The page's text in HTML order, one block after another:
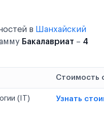
в Шанхайский
Бакалавриат – 4
Стоимость
(IT) Узнать